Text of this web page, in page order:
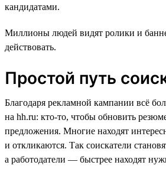
кандидатами.
Миллионы людей видят ролики и
действовать.
Простой путь
Благодаря рекламной кампании всё
на hh.ru: кто-то, чтобы обновить
предложения. Многие находят
и откликаются. Так соискатели
а работодатели — быстрее находят